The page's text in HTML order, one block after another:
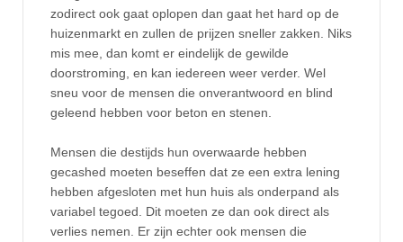
zodirect ook gaat oplopen dan gaat het hard op de
huizenmarkt en zullen de prijzen sneller zakken. Niks
mis mee, dan komt er eindelijk de gewilde
doorstroming, en kan iedereen weer verder. Wel
sneu voor de mensen die onverantwoord en blind
geleend hebben voor beton en stenen.
Mensen die destijds hun overwaarde hebben
gecashed moeten beseffen dat ze een extra lening
hebben afgesloten met hun huis als onderpand als
variabel tegoed. Dit moeten ze dan ook direct als
verlies nemen. Er zijn echter ook mensen die